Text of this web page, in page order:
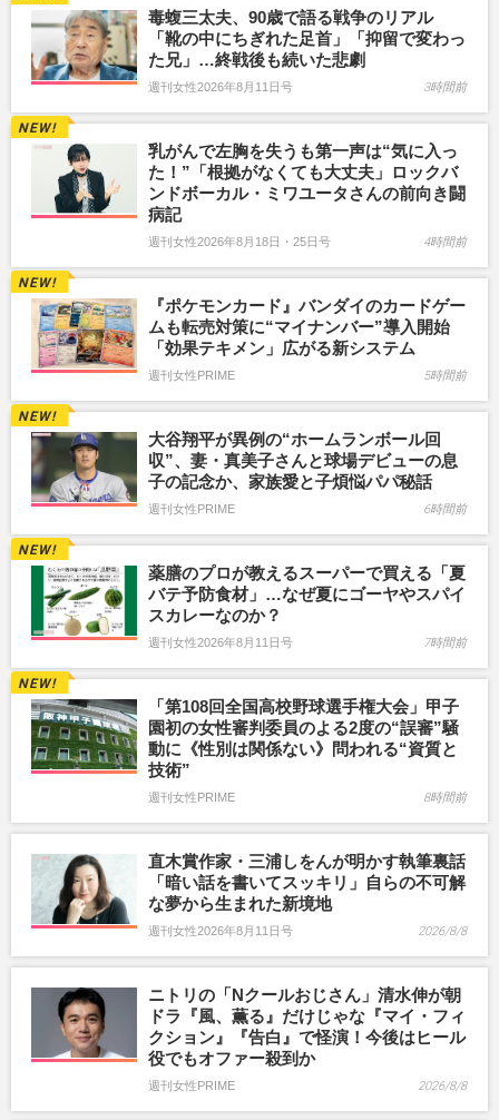
毒蝮三太夫、90歳で語る戦争のリアル
「靴の中にちぎれた足首」「抑留で変わっ
た兄」…終戦後も続いた悲劇
週刊女性2026年8月11日号 3時間前
乳がんで左胸を失うも第一声は“気に入っ
た！”「根拠がなくても大丈夫」ロックバ
ンドボーカル・ミワユータさんの前向き闘
病記
週刊女性2026年8月18日・25日号 4時間前
『ポケモンカード』バンダイのカードゲー
ムも転売対策に“マイナンバー”導入開始
「効果テキメン」広がる新システム
週刊女性PRIME 5時間前
大谷翔平が異例の“ホームランボール回
収”、妻・真美子さんと球場デビューの息
子の記念か、家族愛と子煩悩パパ秘話
週刊女性PRIME 6時間前
薬膳のプロが教えるスーパーで買える「夏
バテ予防食材」…なぜ夏にゴーヤやスパイ
スカレーなのか？
週刊女性2026年8月11日号 7時間前
「第108回全国高校野球選手権大会」甲子
園初の女性審判委員のよる2度の“誤審”騒
動に《性別は関係ない》問われる“資質と
技術”
週刊女性PRIME 8時間前
直木賞作家・三浦しをんが明かす執筆裏話
「暗い話を書いてスッキリ」自らの不可解
な夢から生まれた新境地
週刊女性2026年8月11日号 2026/8/8
ニトリの「Nクールおじさん」清水伸が朝
ドラ『風、薫る』だけじゃな『マイ・フィ
クション』『告白』で怪演！今後はヒール
役でもオファー殺到か
週刊女性PRIME 2026/8/8